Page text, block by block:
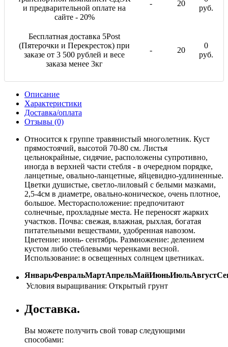
и предварительной оплате на
сайте - 20%
- 20
руб.
Бесплатная доставка 5Post
(Пятерочки и Перекресток) при
заказе от 3 500 рублей и весе
заказа менее 3кг
- 20
0
руб.
Описание
Характеристики
Доставка/оплата
Отзывы (0)
Относится к группе травянистый многолетник. Куст
прямостоячий, высотой 70-80 см. Листья
цельнокрайные, сидячие, расположены супротивно,
иногда в верхней части стебля - в очередном порядке,
ланцетные, овально-ланцетные, яйцевидно-удлиненные.
Цветки душистые, светло-лиловый с белыми мазками,
2,5-4см в диаметре, овально-коническое, очень плотное,
большое. Месторасположение: предпочитают
солнечные, прохладные места. Не переносят жарких
участков. Почва: свежая, влажная, рыхлая, богатая
питательными веществами, удобренная навозом.
Цветение: июнь- сентябрь. Размножение: делением
кустом либо стеблевыми черенками весной.
Использование: в освещенных солнцем цветниках.
ЯнварьФевральМартАпрельМайИюньИюльАвгуст
Условия выращивания: Открытый грунт
Доставка.
Вы можете получить свой товар следующими
способами: